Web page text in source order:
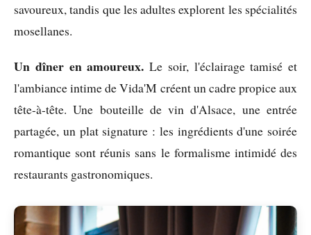
savoureux, tandis que les adultes explorent les spécialités
mosellanes.
Un dîner en amoureux. Le soir, l'éclairage tamisé et
l'ambiance intime de Vida'M créent un cadre propice aux
tête-à-tête. Une bouteille de vin d'Alsace, une entrée
partagée, un plat signature : les ingrédients d'une soirée
romantique sont réunis sans le formalisme intimidé des
restaurants gastronomiques.